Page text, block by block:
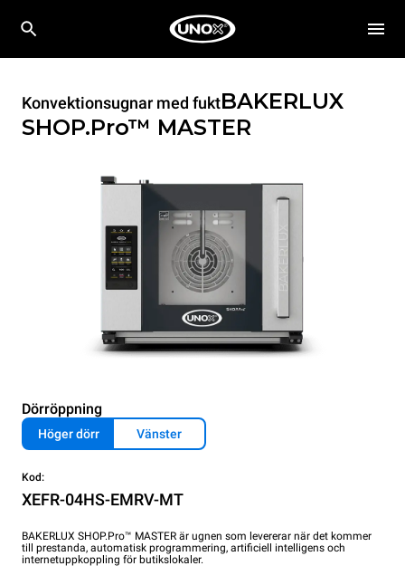
Konvektionsugnar med fuktBAKERLUX
SHOP.Pro™ MASTER
Dörröppning
Höger dörr Vänster
Kod:
XEFR-04HS-EMRV-MT
BAKERLUX SHOP.Pro™ MASTER är ugnen som levererar när det kommer
till prestanda, automatisk programmering, artificiell intelligens och
internetuppkoppling för butikslokaler.